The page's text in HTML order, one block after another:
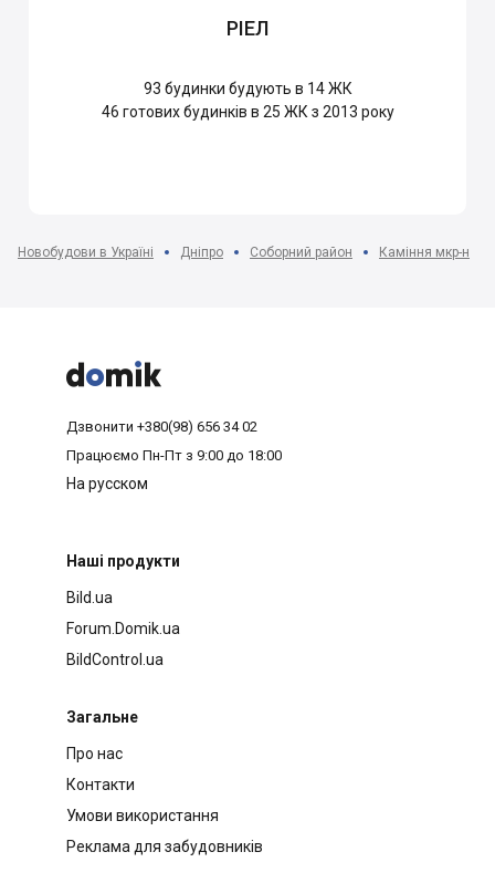
РІЕЛ
93 будинки будують в 14 ЖК
46 готових будинків в 25 ЖК з 2013 року
Новобудови в Україні Дніпро Соборний район Каміння мкр-н



Дзвонити +380(98) 656 34 02
Працюємо Пн-Пт з 9:00 до 18:00
На русском
Наші продукти
Bild.ua
Forum.Domik.ua
BildControl.ua
Загальне
Про нас
Контакти
Умови використання
Реклама для забудовників